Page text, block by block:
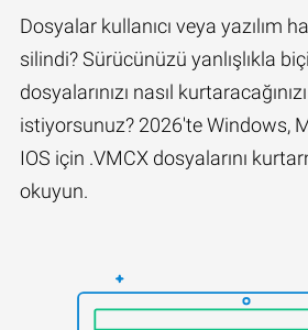
Dosyalar kullanıcı veya yazılım
silindi? Sürücünüzü yanlışlıkla
dosyalarınızı nasıl
istiyorsunuz? 2026'te Windows,
IOS için .VMCX dosyalarını
okuyun.